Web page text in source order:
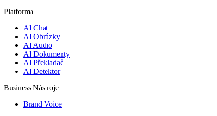
Platforma
AI Chat
AI Obrázky
AI Audio
AI Dokumenty
AI Překladač
AI Detektor
Business Nástroje
Brand Voice